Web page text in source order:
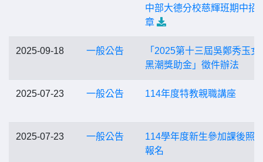
中部大德分校慈輝班期中招
章
2025-09-18 一般公告
「2025第十三屆吳鄭秀玉女
黑潮獎助金」徵件辦法
2025-07-23 一般公告 114年度特教親職講座
2025-07-23 一般公告
114學年度新生參加課後照
報名